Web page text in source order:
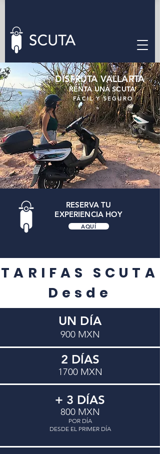
DISFRUTA VALLARTA
RESERVA TU
EXPERIENCIA HOY
AQUÍ
FÁCIL Y SEGURO
RENTA UNA SCUTA
TARIFAS SCUTA
Desde
UN DÍA
900 MXN
2 DÍAS
1700 MXN
+ 3 DÍAS
800 MXN
POR DÍA
DESDE EL PRIMER DÍA